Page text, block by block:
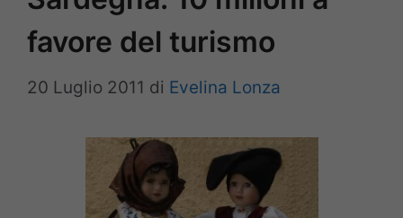
favore del turismo
20 Luglio 2011 di Evelina Lonza